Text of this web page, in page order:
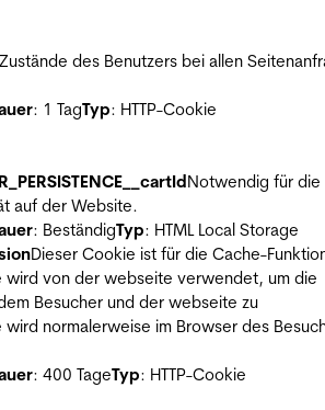
des Benutzers bei allen
: 1 TagTyp: HTTP-Cookie
Notwendig für die
auf der Website.
: BeständigTyp: HTML Local Storage
Dieser Cookie ist für die Cache-
wird von der webseite verwendet, um die
Besucher und der webseite zu
normalerweise im Browser des
: 400 TageTyp: HTTP-Cookie